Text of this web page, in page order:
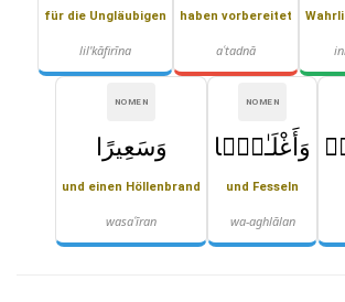
haben vorbereitet
aʿtadnā
für die Ungläubigen
lil'kāfirīna
NOMEN
وَأَغْلَـٰلًۭا
und Fesseln
wa-aghlālan
NOMEN
وَسَعِيرًا
und einen Höllenbrand
wasaʿīran